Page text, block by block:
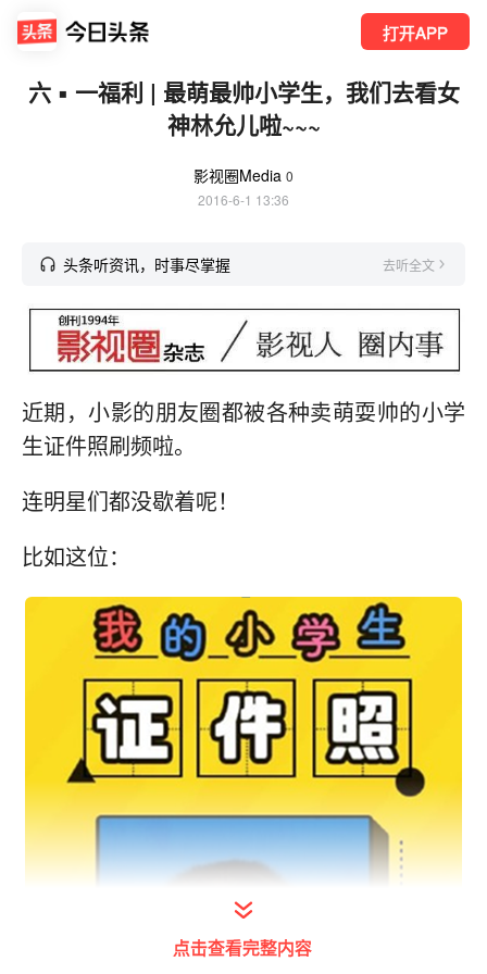
打开APP
六 ▪ 一福利 | 最萌最帅小学生，我们去看女
神林允儿啦~~~
影视圈Media 0
2016-6-1 13:36
头条听资讯，时事尽掌握 去听全文
近期，小影的朋友圈都被各种卖萌耍帅的小学
生证件照刷频啦。
连明星们都没歇着呢！
比如这位：
点击查看完整内容